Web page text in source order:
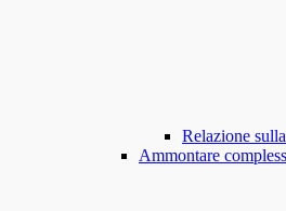
Relazione
Ammontare